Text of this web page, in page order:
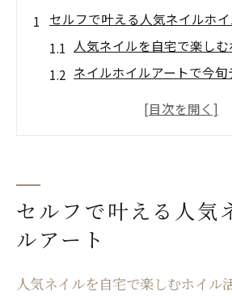
セルフで叶える人気ネイルホ
人気ネイルを自宅で楽し
ネイルホイルアートで今
セルフ派が押さえるべき人
100均アイテムで作る人気
ト
セルフで叶える人気
ルアート
人気ネイルを自宅で楽しむホイル